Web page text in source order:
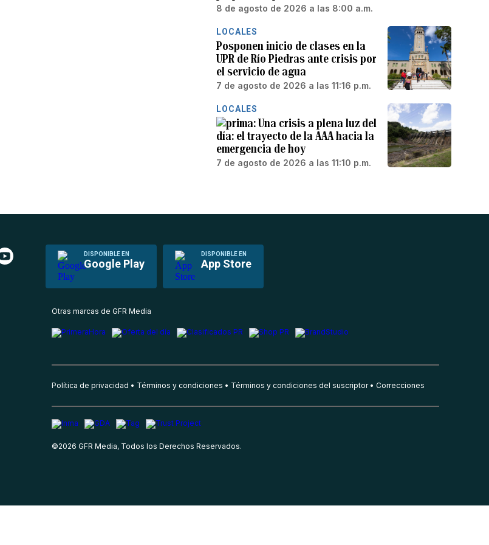
8 de agosto de 2026 a las 8:00 a.m.
LOCALES
Posponen inicio de clases en la
UPR de Río Piedras ante crisis por
el servicio de agua
7 de agosto de 2026 a las 11:16 p.m.
LOCALES
Una crisis a plena luz del
día: el trayecto de la AAA hacia la
emergencia de hoy
7 de agosto de 2026 a las 11:10 p.m.
DISPONIBLE EN
Google Play
DISPONIBLE EN
App Store
Otras marcas de GFR Media
Política de privacidad Términos y condiciones Términos y condiciones del suscriptor Correcciones
©2026 GFR Media, Todos los Derechos Reservados.